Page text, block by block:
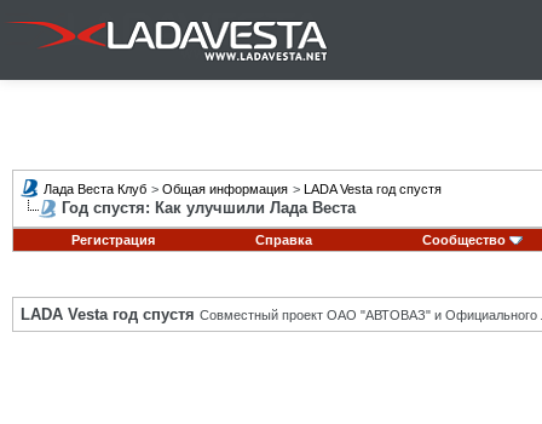
Лада Веста Клуб > Общая информация > LADA Vesta год спустя
Год спустя: Как улучшили Лада Веста
Регистрация Справка Сообщество
LADA Vesta год спустя Совместный проект ОАО "АВТОВАЗ" и Официального